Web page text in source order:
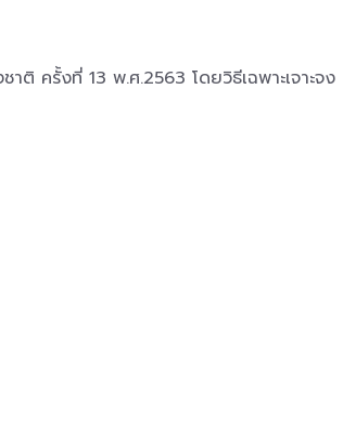
ติ ครั้งที่ 13 พ.ศ.2563 โดยวิธีเฉพาะเจาะจง